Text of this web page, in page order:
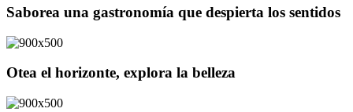
Saborea una gastronomía que despierta los sentidos
Otea el horizonte, explora la belleza